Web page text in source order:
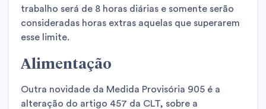
trabalho será de 8 horas diárias e somente serão
consideradas horas extras aquelas que superarem
esse limite.
Alimentação
Outra novidade da Medida Provisória 905 é a
alteração do artigo 457 da CLT, sobre a